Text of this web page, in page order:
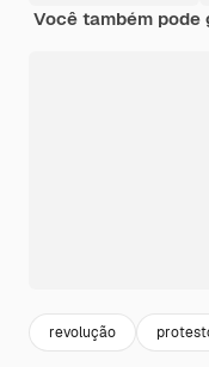
Você também
revolução